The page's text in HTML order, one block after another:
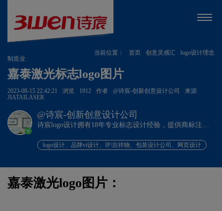
当前位置： 首页 创意灵感汇
logo设计理念
制造业
嘉泰激光标志logo图片
2023-08-15 22:42:21 浏览 1912 作者 @诗宸-创新创意设计公司
来源
JIATAILASER
v
@诗宸-创新创意设计公司
诗宸logo设计拥有18年专业标志设计经验，提供商标注册
logo设计、品牌vi设计、IP/吉祥物、包装设计公司、网页设计
嘉泰激光logo图片：